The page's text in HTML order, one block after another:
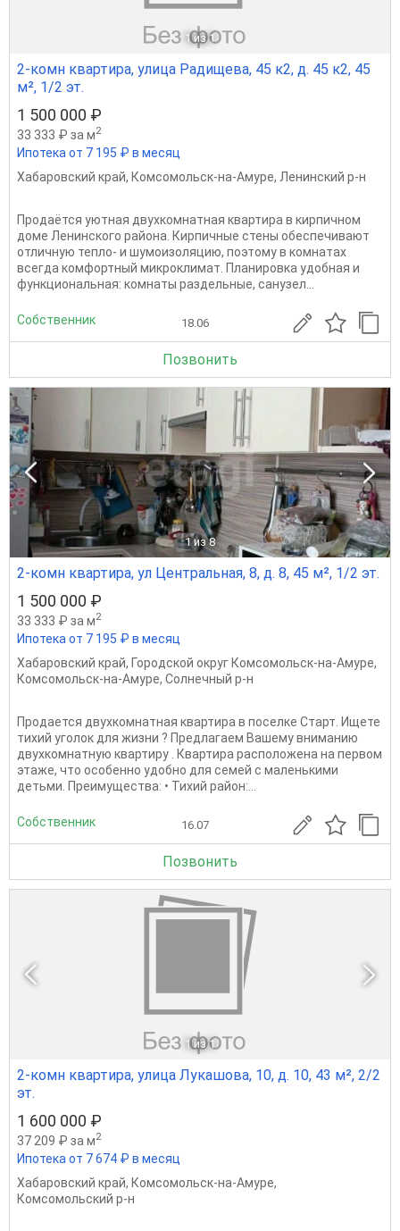
1 из 1
2-комн квартира, улица Радищева, 45 к2, д. 45 к2, 45
м², 1/2 эт.
1 500 000 ₽
33 333 ₽ за м2
Ипотека от 7 195 ₽ в месяц
Хабаровский край, Комсомольск-на-Амуре, Ленинский р-н
Продаётся уютная двухкомнатная квартира в кирпичном
доме Ленинского района. Кирпичные стены обеспечивают
отличную тепло- и шумоизоляцию, поэтому в комнатах
всегда комфортный микроклимат. Планировка удобная и
функциональная: комнаты раздельные, санузел...
Собственник 18.06
Позвонить
1 из 8
2-комн квартира, ул Центральная, 8, д. 8, 45 м², 1/2 эт.
1 500 000 ₽
33 333 ₽ за м2
Ипотека от 7 195 ₽ в месяц
Хабаровский край, Городской округ Комсомольск-на-Амуре,
Комсомольск-на-Амуре, Солнечный р-н
Продается двухкомнатная квартира в поселке Старт. Ищете
тихий уголок для жизни ? Предлагаем Вашему вниманию
двухкомнатную квартиру . Квартира расположена на первом
этаже, что особенно удобно для семей с маленькими
детьми. Преимущества: • Тихий район:...
Собственник 16.07
Позвонить
1 из 1
2-комн квартира, улица Лукашова, 10, д. 10, 43 м², 2/2
эт.
1 600 000 ₽
37 209 ₽ за м2
Ипотека от 7 674 ₽ в месяц
Хабаровский край, Комсомольск-на-Амуре,
Комсомольский р-н